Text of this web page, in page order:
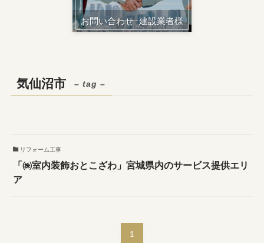
お問い合わせ−建設業者様
気仙沼市 – tag –
リフォーム工事
「㈱室内装飾おとこざわ」宮城県内のサービス提供エリ
ア
1